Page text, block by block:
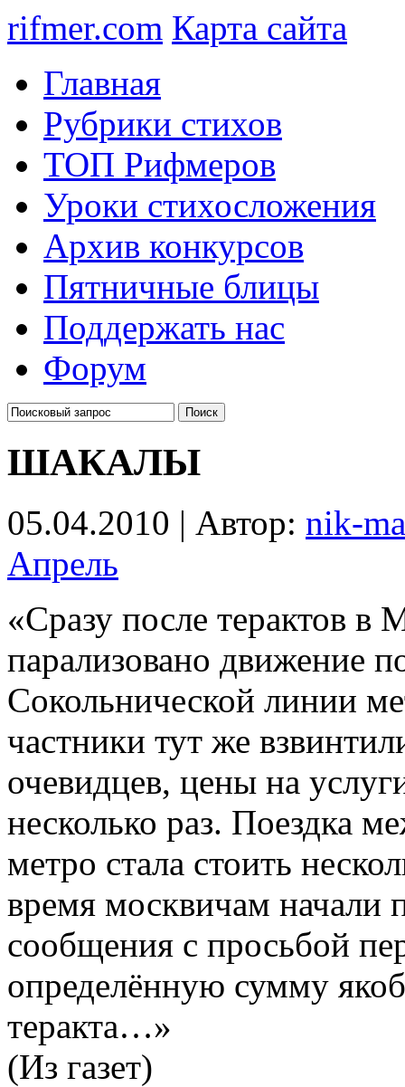
rifmer.com Карта сайта
Главная
Рубрики стихов
ТОП Рифмеров
Уроки стихосложения
Архив конкурсов
Пятничные блицы
Поддержать нас
Форум
ШАКАЛЫ
05.04.2010 | Автор: nik-
Апрель
«Сразу после терактов в
парализовано движение
Сокольнической линии
частники тут же
очевидцев, цены на
несколько раз. Поездка
метро стала стоить
время москвичам начали
сообщения с просьбой
определённую сумму
теракта…»
(Из газет)